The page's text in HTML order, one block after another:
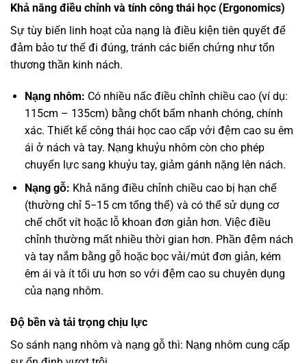
Khả năng điều chỉnh và tính công thái học (Ergonomics)
Sự tùy biến linh hoạt của nạng là điều kiện tiên quyết để
đảm bảo tư thế đi đúng, tránh các biến chứng như tổn
thương thần kinh nách.
Nạng nhôm: Có nhiều nấc điều chỉnh chiều cao (ví dụ:
115cm – 135cm) bằng chốt bấm nhanh chóng, chính
xác. Thiết kế công thái học cao cấp với đệm cao su êm
ái ở nách và tay. Nạng khuỷu nhôm còn cho phép
chuyển lực sang khuỷu tay, giảm gánh nặng lên nách.
Nạng gỗ: Khả năng điều chỉnh chiều cao bị hạn chế
(thường chỉ 5−15cm tổng thể) và có thể sử dụng cơ
chế chốt vít hoặc lỗ khoan đơn giản hơn. Việc điều
chỉnh thường mất nhiều thời gian hơn. Phần đệm nách
và tay nắm bằng gỗ hoặc bọc vải/mút đơn giản, kém
êm ái và ít tối ưu hơn so với đệm cao su chuyên dụng
của nạng nhôm.
Độ bền và tải trọng chịu lực
So sánh nạng nhôm và nạng gỗ thì: Nạng nhôm cung cấp